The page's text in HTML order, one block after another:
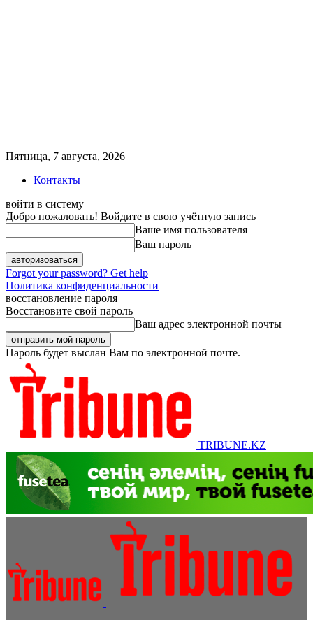
Пятница, 7 августа, 2026
Контакты
войти в систему
Добро пожаловать! Войдите в свою учётную запись
Ваше имя пользователя
Ваш пароль
Forgot your password? Get help
Политика конфиденциальности
восстановление пароля
Восстановите свой пароль
Ваш адрес электронной почты
Пароль будет выслан Вам по электронной почте.
TRIBUNE.KZ